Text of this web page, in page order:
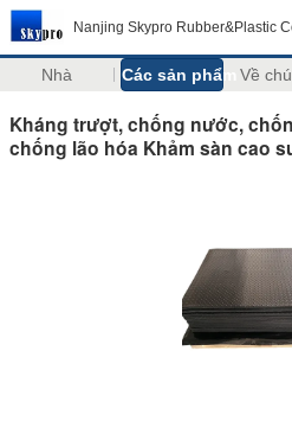
Nanjing Skypro Rubber&Plastic
Nhà Các sản phẩm Về
Kháng trượt, chống nước,
chống lão hóa Khảm sàn cao